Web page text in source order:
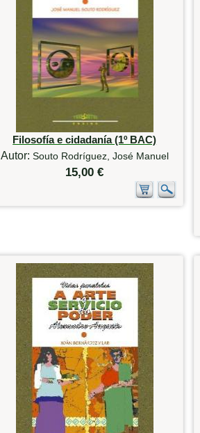
Filosofía e cidadanía (1º BAC)
Autor: Souto Rodríguez, José Manuel
15,00 €